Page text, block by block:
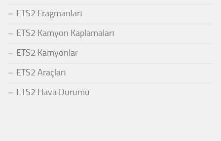
ETS2 Fragmanları
ETS2 Kamyon Kaplamaları
ETS2 Kamyonlar
ETS2 Araçları
ETS2 Hava Durumu